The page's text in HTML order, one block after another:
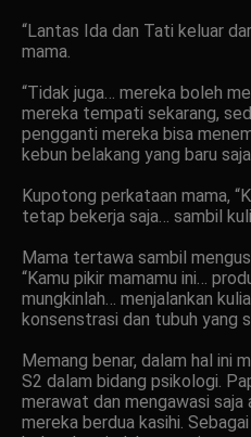
“Lantas Ida dan Tati keluar
mama.
“Tidak juga… mereka boleh
mereka tempati sekarang,
pengganti mereka bisa
kebun belakang yang baru
Kupotong perkataan mama,
tetap bekerja saja… sambil
Mama tertawa sambil
“Kamu pikir mamamu ini…
mungkinlah… menjalankan
konsenstrasi dan tubuh yang
Memang benar, dalam hal ini
S2 dalam bidang psikologi.
merawat dan mengawasi saja
mereka berdua kasihi.